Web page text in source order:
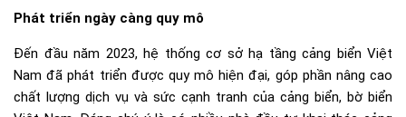
Phát triển ngày càng quy mô
Đến đầu năm 2023, hệ thống cơ sở hạ tầng cảng biển Việt
Nam đã phát triển được quy mô hiện đại, góp phần nâng cao
chất lượng dịch vụ và sức cạnh tranh của cảng biển, bờ biển